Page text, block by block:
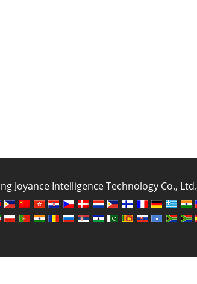
Joyance Intelligence Technology Co.,